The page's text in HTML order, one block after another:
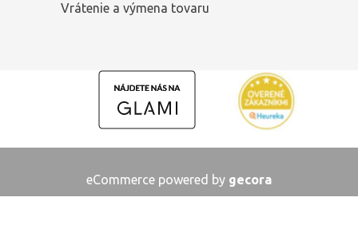
Vrátenie a výmena tovaru
eCommerce powered by gecora